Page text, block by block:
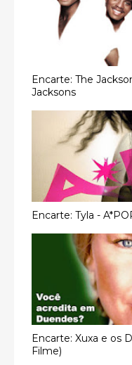
Encarte: The
Jacksons
Encarte: Tyla -
Encarte: Xuxa e os
Filme)